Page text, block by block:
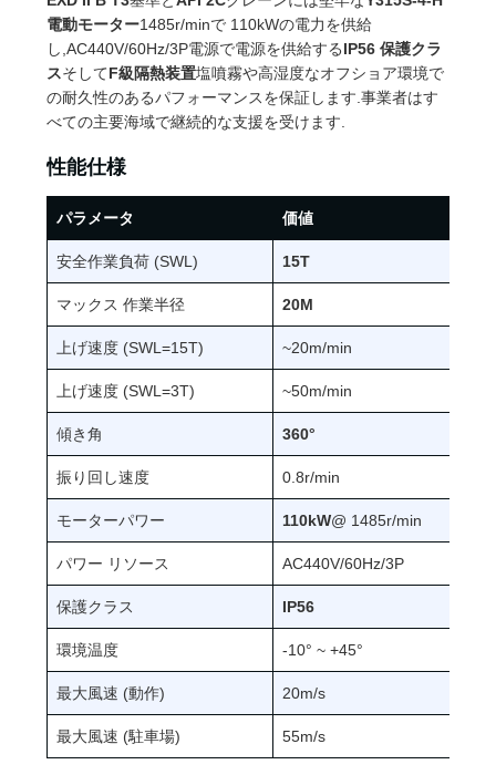
SITEMAP
電動モーター1485r/minで 110kWの電力を供給
し,AC440V/60Hz/3P電源で電源を供給するIP56 保護クラ
スそしてF級隔熱装置塩噴霧や高湿度なオフショア環境で
の耐久性のあるパフォーマンスを保証します.事業者はす
べての主要海域で継続的な支援を受けます.
性能仕様
パラメータ 価値
安全作業負荷 (SWL) 15T
マックス 作業半径 20M
上げ速度 (SWL=15T) ~20m/min
上げ速度 (SWL=3T) ~50m/min
傾き角 360°
振り回し速度 0.8r/min
モーターパワー 110kW@ 1485r/min
パワー リソース AC440V/60Hz/3P
保護クラス IP56
環境温度 -10° ~ +45°
最大風速 (動作) 20m/s
最大風速 (駐車場) 55m/s